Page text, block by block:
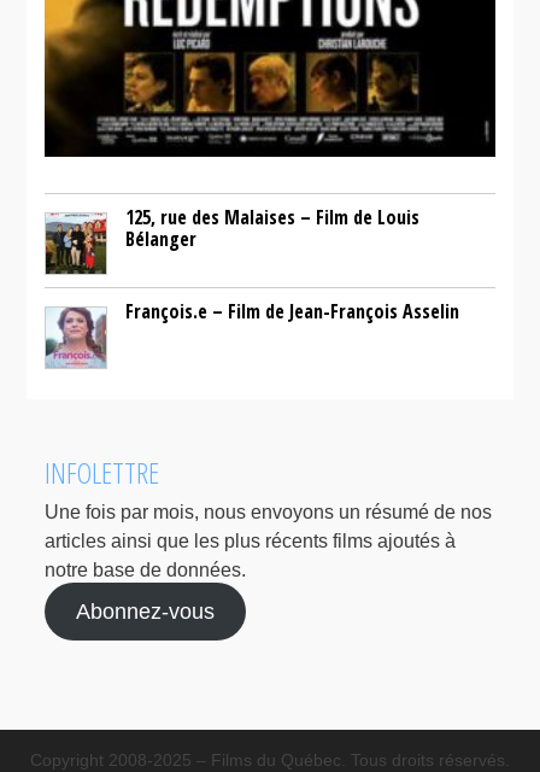
125, rue des Malaises – Film de Louis
Bélanger
François.e – Film de Jean-François Asselin
INFOLETTRE
Une fois par mois, nous envoyons un résumé de nos
articles ainsi que les plus récents films ajoutés à
notre base de données.
Abonnez-vous
Copyright 2008-2025 – Films du Québec. Tous droits réservés.